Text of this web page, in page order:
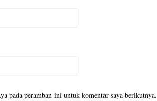
pada peramban ini untuk komentar saya berikutnya.